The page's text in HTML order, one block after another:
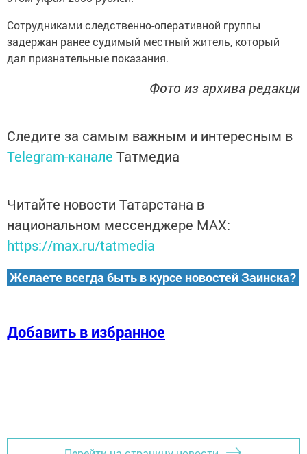
Сотрудниками следственно-оперативной группы
задержан ранее судимый местный житель, который
дал признательные показания.
Фото из архива редакци
Следите за самым важным и интересным в
Telegram-канале Татмедиа
Читайте новости Татарстана в
национальном мессенджере MАХ:
https://max.ru/tatmedia
Желаете всегда быть в курсе новостей Заинска?
Добавить в избранное